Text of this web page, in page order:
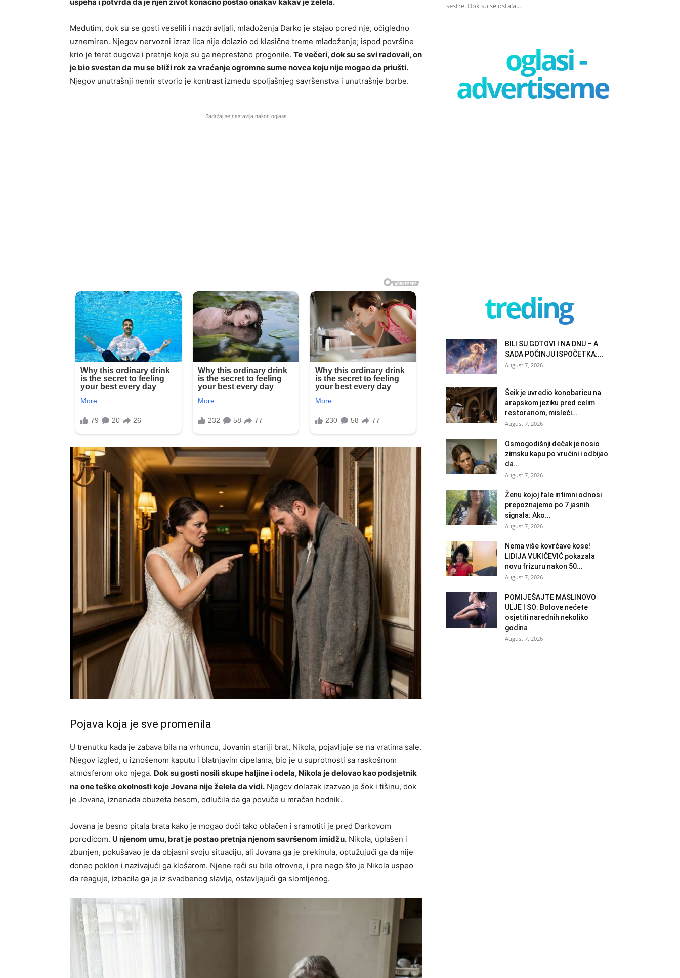
Međutim, dok su se gosti veselili i nazdravljali, mladoženja Darko je stajao pored nje, očigledno
uznemiren. Njegov nervozni izraz lica nije dolazio od klasične treme mladoženje; ispod površine
krio je teret dugova i pretnje koje su ga neprestano progonile. Te večeri, dok su se svi radovali, on
je bio svestan da mu se bliži rok za vraćanje ogromne sume novca koju nije mogao da priušti.
Njegov unutrašnji nemir stvorio je kontrast između spoljašnjeg savršenstva i unutrašnje borbe.
Sadržaj se nastavlja nakon oglasa
Pojava koja je sve promenila
U trenutku kada je zabava bila na vrhuncu, Jovanin stariji brat, Nikola, pojavljuje se na vratima sale.
Njegov izgled, u iznošenom kaputu i blatnjavim cipelama, bio je u suprotnosti sa raskošnom
atmosferom oko njega. Dok su gosti nosili skupe haljine i odela, Nikola je delovao kao podsjetnik
na one teške okolnosti koje Jovana nije želela da vidi. Njegov dolazak izazvao je šok i tišinu, dok
je Jovana, iznenada obuzeta besom, odlučila da ga povuče u mračan hodnik.
Jovana je besno pitala brata kako je mogao doći tako oblačen i sramotiti je pred Darkovom
porodicom. U njenom umu, brat je postao pretnja njenom savršenom imidžu. Nikola, uplašen i
zbunjen, pokušavao je da objasni svoju situaciju, ali Jovana ga je prekinula, optužujući ga da nije
doneo poklon i nazivajući ga klošarom. Njene reči su bile otrovne, i pre nego što je Nikola uspeo
da reaguje, izbacila ga je iz svadbenog slavlja, ostavljajući ga slomljenog.
sestre. Dok su se ostala...
oglasi -
advertisement
treding
BILI SU GOTOVI I NA DNU – A
SADA POČINJU ISPOČETKA:...
August 7, 2026
Šeik je uvredio konobaricu na
arapskom jeziku pred celim
restoranom, misleći...
August 7, 2026
Osmogodišnji dečak je nosio
zimsku kapu po vrućini i odbijao
da...
August 7, 2026
Ženu kojoj fale intimni odnosi
prepoznajemo po 7 jasnih
signala: Ako...
August 7, 2026
Nema više kovrčave kose!
LIDIJA VUKIČEVIĆ pokazala
novu frizuru nakon 50...
August 7, 2026
POMIJEŠAJTE MASLINOVO
ULJE I SO: Bolove nećete
osjetiti narednih nekoliko
godina
August 7, 2026